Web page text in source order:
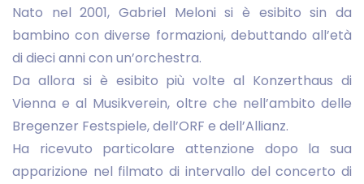
Nato nel 2001, Gabriel Meloni si è esibito sin da
bambino con diverse formazioni, debuttando all’età
di dieci anni con un’orchestra.
Da allora si è esibito più volte al Konzerthaus di
Vienna e al Musikverein, oltre che nell’ambito delle
Bregenzer Festspiele, dell’ORF e dell’Allianz.
Ha ricevuto particolare attenzione dopo la sua
apparizione nel filmato di intervallo del concerto di